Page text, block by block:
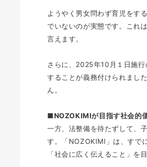
ようやく男女問わず育児をす
でいないのが実態です。これ
言えます。
さらに、2025年10月１日施
することが義務付けられまし
ん。
■NOZOKIMIが目指す社会的
一方、法整備を待たずして、
す。「NOZOKIMI」は、すで
「社会に広く伝えること」を